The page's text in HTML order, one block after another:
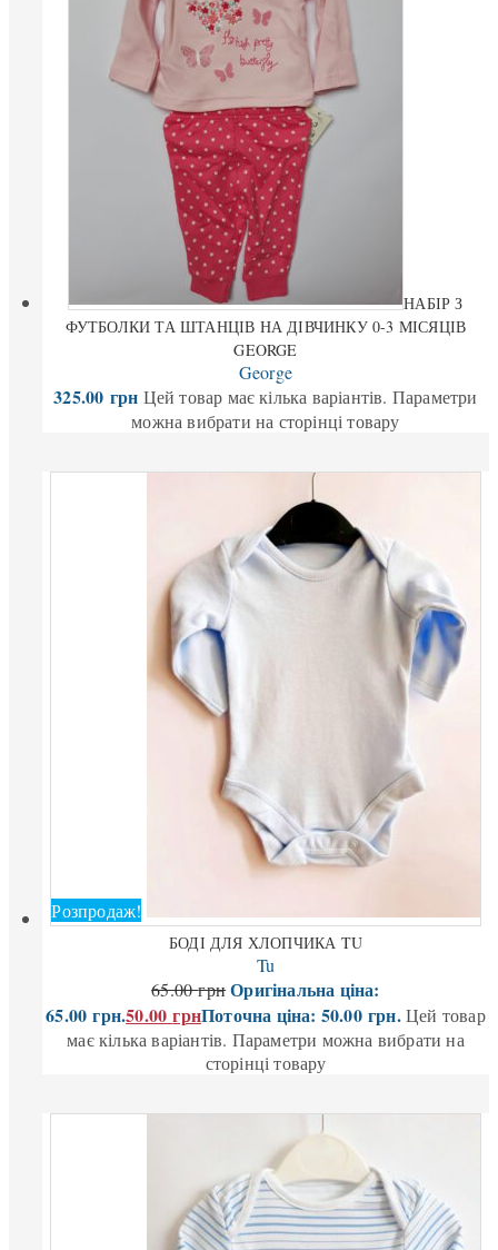
НАБІР З
ФУТБОЛКИ ТА ШТАНЦІВ НА ДІВЧИНКУ 0-3 МІСЯЦІВ
GEORGE
George
325.00 грн Цей товар має кілька варіантів. Параметри
можна вибрати на сторінці товару
Розпродаж!
БОДІ ДЛЯ ХЛОПЧИКА TU
Tu
65.00грн Оригінальна ціна:
65.00 грн.50.00грнПоточна ціна: 50.00 грн. Цей товар
має кілька варіантів. Параметри можна вибрати на
сторінці товару